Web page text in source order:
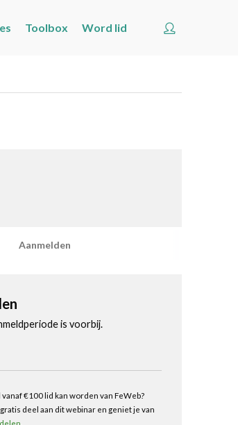
Toolbox Word lid
Aanmelden
is voorbij.
vanaf €100 lid kan worden van FeWeb?
deel aan dit webinar en geniet je van